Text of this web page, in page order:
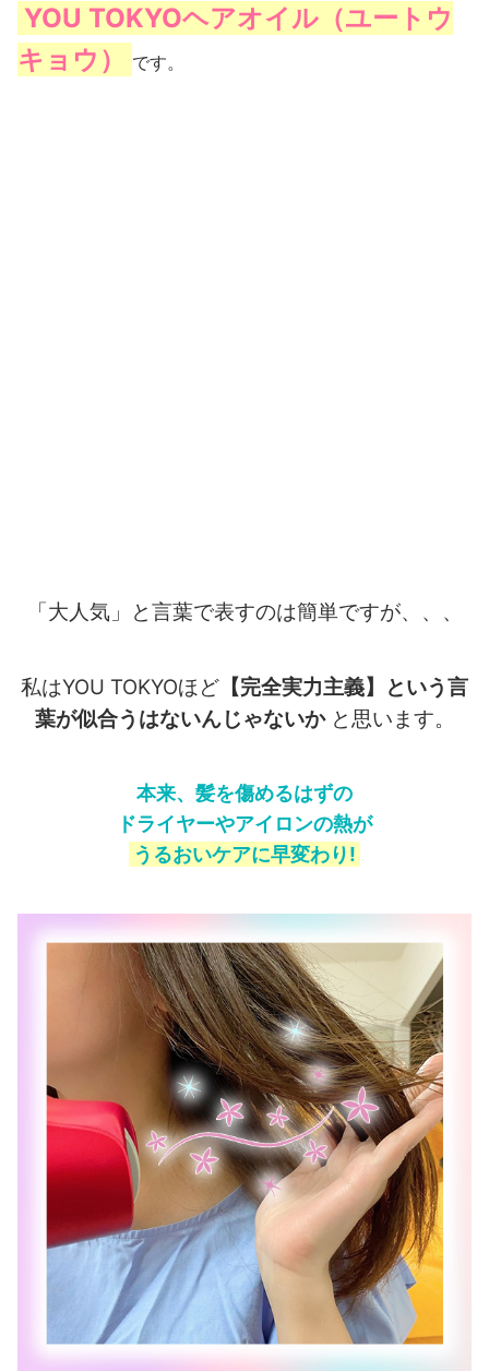
YOU TOKYOヘアオイル（ユートウ
キョウ）
です。
「大人気」と言葉で表すのは簡単ですが、、、
私はYOU TOKYOほど 【完全実力主義】という言
葉が似合うはないんじゃないかと思います。
本来、髪を傷めるはずの
ドライヤーやアイロンの熱が
うるおいケアに早変わり!